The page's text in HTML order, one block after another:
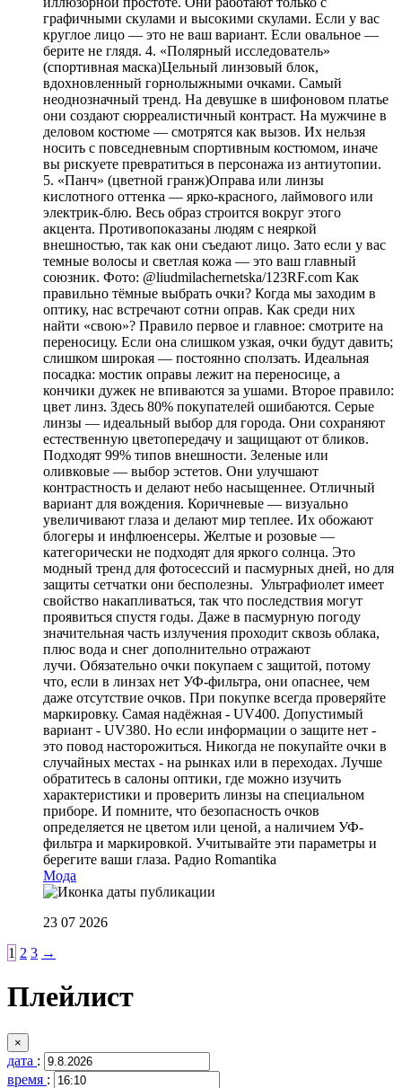
графичными скулами и высокими скулами. Если у вас
круглое лицо — это не ваш вариант. Если овальное —
берите не глядя. 4. «Полярный исследователь»
(спортивная маска)Цельный линзовый блок,
вдохновленный горнолыжными очками. Самый
неоднозначный тренд. На девушке в шифоновом платье
они создают сюрреалистичный контраст. На мужчине в
деловом костюме — смотрятся как вызов. Их нельзя
носить с повседневным спортивным костюмом, иначе
вы рискуете превратиться в персонажа из антиутопии.
5. «Панч» (цветной гранж)Оправа или линзы
кислотного оттенка — ярко-красного, лаймового или
электрик-блю. Весь образ строится вокруг этого
акцента. Противопоказаны людям с неяркой
внешностью, так как они съедают лицо. Зато если у вас
темные волосы и светлая кожа — это ваш главный
союзник. Фото: @liudmilachernetska/123RF.com Как
правильно тёмные выбрать очки? Когда мы заходим в
оптику, нас встречают сотни оправ. Как среди них
найти «свою»? Правило первое и главное: смотрите на
переносицу. Если она слишком узкая, очки будут давить;
слишком широкая — постоянно сползать. Идеальная
посадка: мостик оправы лежит на переносице, а
кончики дужек не впиваются за ушами. Второе правило:
цвет линз. Здесь 80% покупателей ошибаются. Серые
линзы — идеальный выбор для города. Они сохраняют
естественную цветопередачу и защищают от бликов.
Подходят 99% типов внешности. Зеленые или
оливковые — выбор эстетов. Они улучшают
контрастность и делают небо насыщеннее. Отличный
вариант для вождения. Коричневые — визуально
увеличивают глаза и делают мир теплее. Их обожают
блогеры и инфлюенсеры. Желтые и розовые —
категорически не подходят для яркого солнца. Это
модный тренд для фотосессий и пасмурных дней, но для
защиты сетчатки они бесполезны. Ультрафиолет имеет
свойство накапливаться, так что последствия могут
проявиться спустя годы. Даже в пасмурную погоду
значительная часть излучения проходит сквозь облака,
плюс вода и снег дополнительно отражают
лучи. Обязательно очки покупаем с защитой, потому
что, если в линзах нет УФ-фильтра, они опаснее, чем
даже отсутствие очков. При покупке всегда проверяйте
маркировку. Самая надёжная - UV400. Допустимый
вариант - UV380. Но если информации о защите нет -
это повод насторожиться. Никогда не покупайте очки в
случайных местах - на рынках или в переходах. Лучше
обратитесь в салоны оптики, где можно изучить
характеристики и проверить линзы на специальном
приборе. И помните, что безопасность очков
определяется не цветом или ценой, а наличием УФ-
фильтра и маркировкой. Учитывайте эти параметры и
берегите ваши глаза. Радио Romantika
Мода
23 07 2026
1 2 3 →
Плейлист
×
дата :
время :